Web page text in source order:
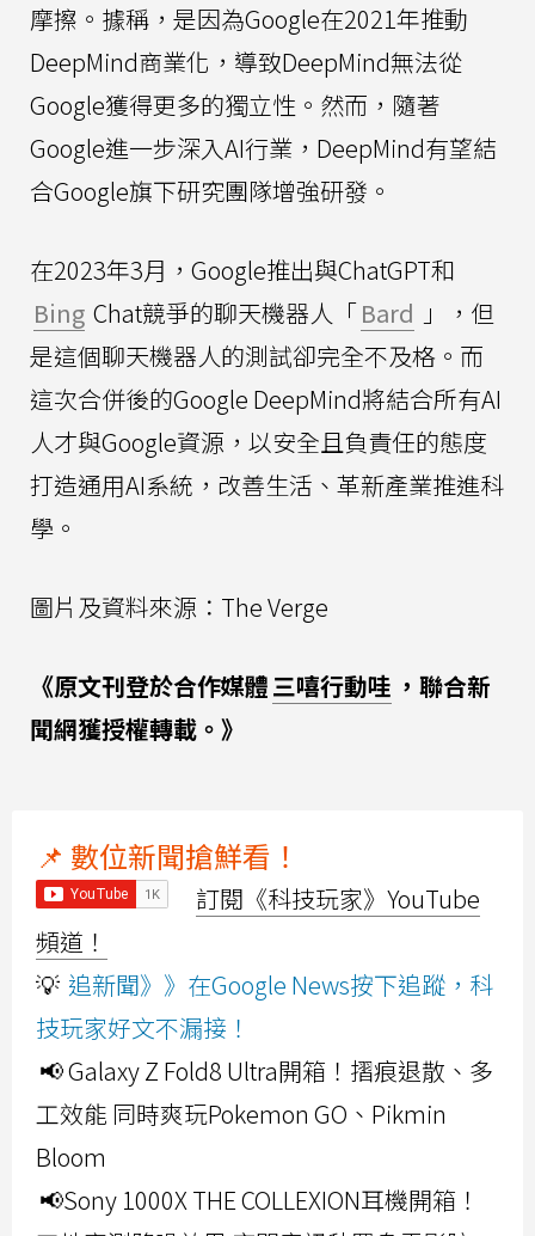
摩擦。據稱，是因為Google在2021年推動
DeepMind商業化，導致DeepMind無法從
Google獲得更多的獨立性。然而，隨著
Google進一步深入AI行業，DeepMind有望結
合Google旗下研究團隊增強研發。
在2023年3月，Google推出與ChatGPT和
Bing Chat競爭的聊天機器人「Bard 」，但
是這個聊天機器人的測試卻完全不及格。而
這次合併後的Google DeepMind將結合所有AI
人才與Google資源，以安全且負責任的態度
打造通用AI系統，改善生活、革新產業推進科
學。
圖片及資料來源：The Verge
《原文刊登於合作媒體三嘻行動哇 ，聯合新
聞網獲授權轉載。》
📌 數位新聞搶鮮看！
訂閱《科技玩家》YouTube
頻道！
💡 追新聞》》在Google News按下追蹤，科
技玩家好文不漏接！
📢 Galaxy Z Fold8 Ultra開箱！摺痕退散、多
工效能 同時爽玩Pokemon GO、Pikmin
Bloom
📢Sony 1000X THE COLLEXION耳機開箱！